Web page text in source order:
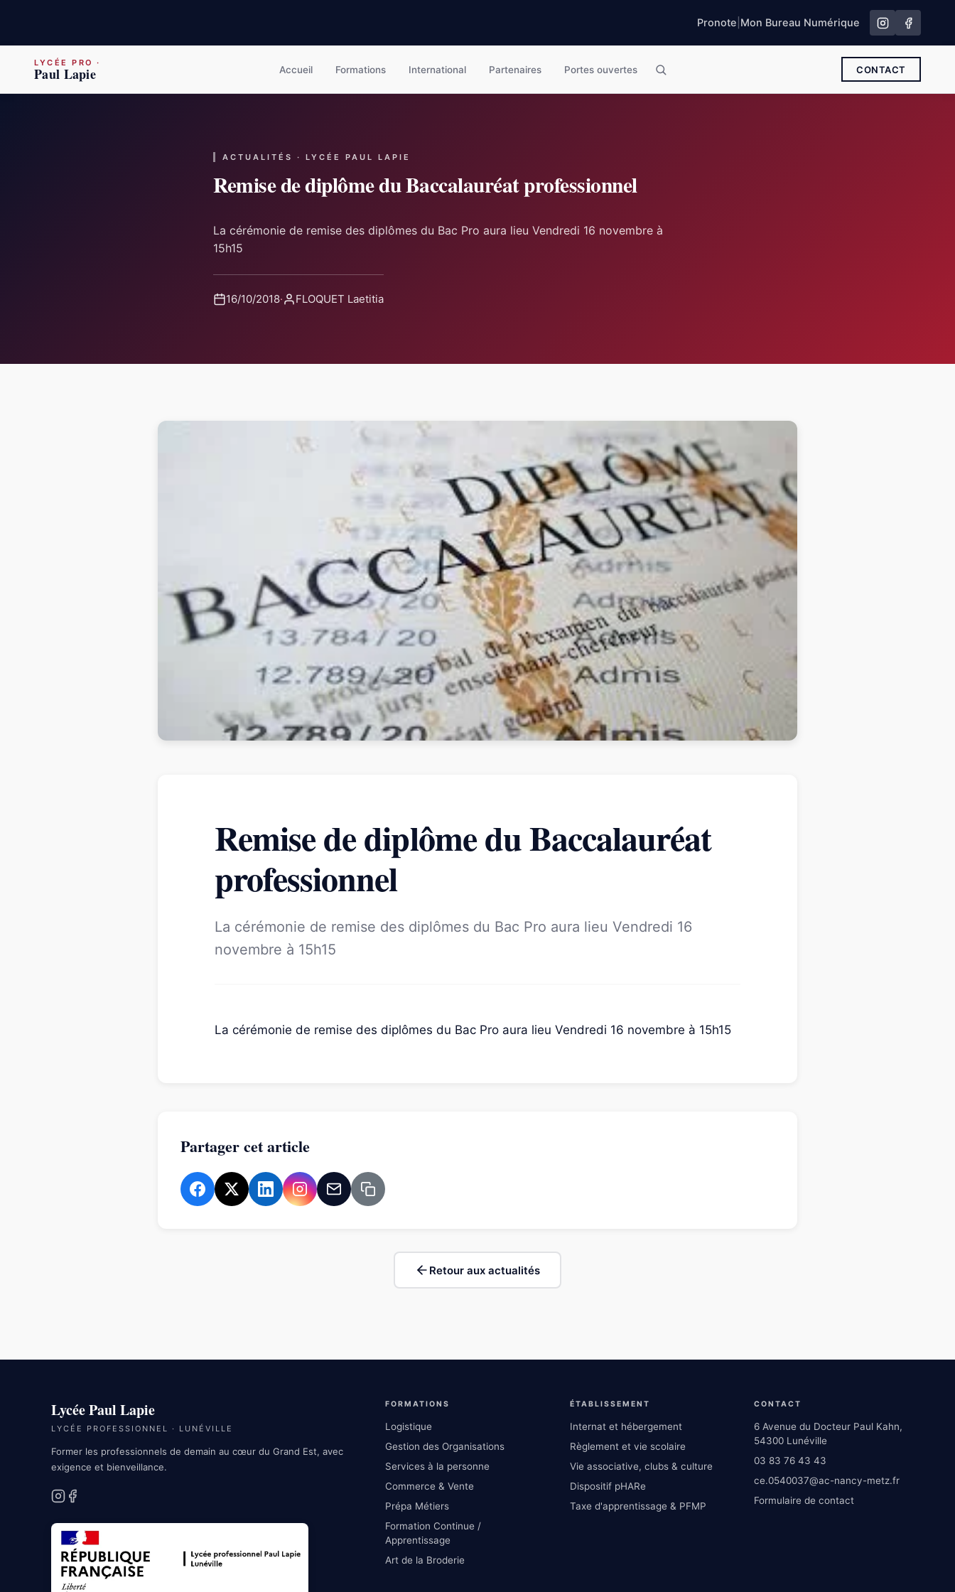
Pronote Mon Bureau Numérique
LYCÉE PRO ·
Paul Lapie Accueil Formations International Partenaires Portes ouvertes CONTACT
ACTUALITÉS · LYCÉE PAUL LAPIE
Remise de diplôme du Baccalauréat professionnel
La cérémonie de remise des diplômes du Bac Pro aura lieu Vendredi 16 novembre à
15h15
16/10/2018· FLOQUET Laetitia
Remise de diplôme du Baccalauréat
professionnel
La cérémonie de remise des diplômes du Bac Pro aura lieu Vendredi 16
novembre à 15h15
La cérémonie de remise des diplômes du Bac Pro aura lieu Vendredi 16 novembre à 15h15
Partager cet article
Retour aux actualités
Lycée Paul Lapie
LYCÉE PROFESSIONNEL · LUNÉVILLE
Former les professionnels de demain au cœur du Grand Est, avec
exigence et bienveillance.
Instagram
FORMATIONS
Logistique
Gestion des Organisations
Services à la personne
Commerce & Vente
Prépa Métiers
Formation Continue /
Apprentissage
Art de la Broderie
ÉTABLISSEMENT
Internat et hébergement
Règlement et vie scolaire
Vie associative, clubs & culture
Dispositif pHARe
Taxe d'apprentissage & PFMP
CONTACT
6 Avenue du Docteur Paul Kahn,
54300 Lunéville
03 83 76 43 43
ce.0540037@ac-nancy-metz.fr
Formulaire de contact